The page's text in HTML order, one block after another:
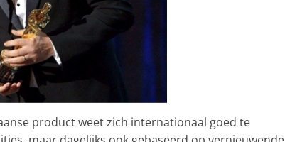
product weet zich internationaal goed te